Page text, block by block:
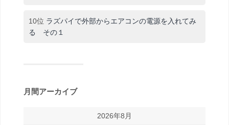
10位 ラズパイで外部からエアコンの電源を入れてみ
る その１
月間アーカイブ
2026年8月